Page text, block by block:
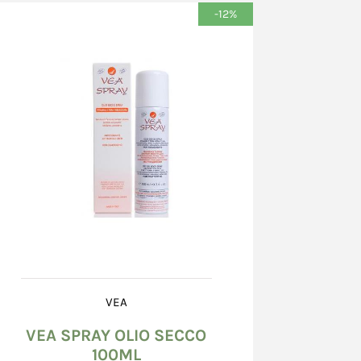
non danneggiato, né bagnato od alterato.
indicazioni, devono essere
al corriere che effettua la consegna,
"ritiro con riserva" sull'apposito
e confermati, entro 8 (otto) giorni
raccomandata A.R. al corriere, il cui
sul documento accompagnatorio. Nel caso
scrivere "ritiro con riserva perché
E' inoltre richiesta l'apertura di una
presso il Venditore, mediante l’utilizzo della
contestazione circa le caratteristiche dei
salvo quanto previsto all’art. 15 (Diritto di
integro, il Consumatore dovrà
8 (otto) giorni dal giorno successivo a
VEA
VEA SPRAY OLIO SECCO
100ML
-12%